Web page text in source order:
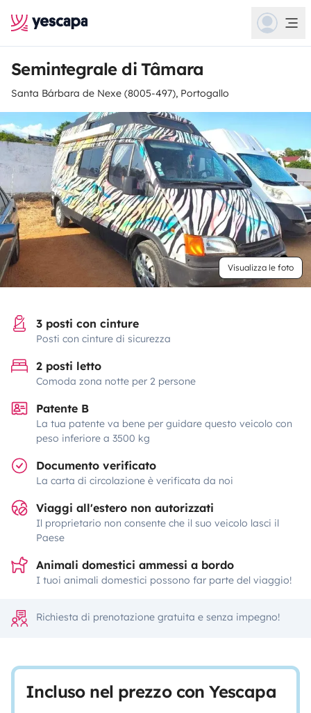
Semintegrale di Tâmara
Santa Bárbara de Nexe (8005-497), Portogallo
Visualizza le foto
3 posti con cinture
Posti con cinture di sicurezza
2 posti letto
Comoda zona notte per 2 persone
Patente B
La tua patente va bene per guidare questo veicolo con
peso inferiore a 3500 kg
Documento verificato
La carta di circolazione è verificata da noi
Viaggi all'estero non autorizzati
Il proprietario non consente che il suo veicolo lasci il
Paese
Animali domestici ammessi a bordo
I tuoi animali domestici possono far parte del viaggio!
Richiesta di prenotazione gratuita e senza impegno!
Incluso nel prezzo con Yescapa